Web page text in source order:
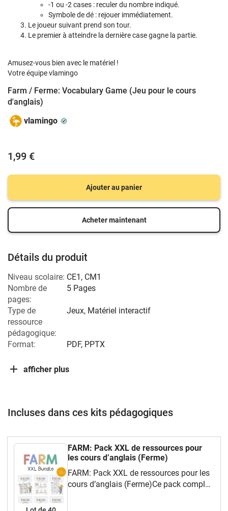
-1 ou -2 cases : reculer du nombre indiqué.
Symbole de dé : rejouer immédiatement.
Le joueur suivant prend son tour.
Le premier à atteindre la dernière case gagne la partie.
Amusez-vous bien avec le matériel !
Votre équipe vlamingo
Farm / Ferme: Vocabulary Game (Jeu pour le cours
d'anglais)
vlamingo
1,99 €
Ajouter au panier
Acheter maintenant
Détails du produit
Niveau scolaire: CE1 , CM1
Nombre de
pages:
5 Pages
Type de
ressource
pédagogique:
Jeux, Matériel interactif
Format: PDF, PPTX
afficher plus
Incluses dans ces kits pédagogiques
FARM: Pack XXL de ressources pour
les cours d’anglais (Ferme)
FARM: Pack XXL de ressources pour les
cours d’anglais (Ferme)Ce pack complet